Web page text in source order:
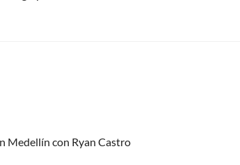
Medellín con Ryan Castro